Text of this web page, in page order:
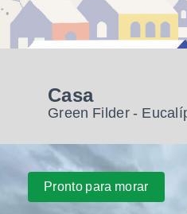
Casa
Green Filder -
Pronto para morar